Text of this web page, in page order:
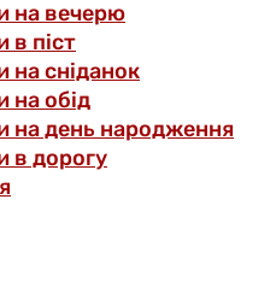
на вечерю
в піст
на сніданок
на обід
на день народження
в дорогу